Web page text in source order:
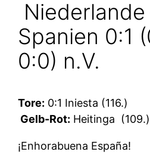
Niederlande
Spanien 0:1
0:0) n.V.
Tore: 0:1 Iniesta (116.)
Gelb-Rot: Heitinga (109.)
¡Enhorabuena España!